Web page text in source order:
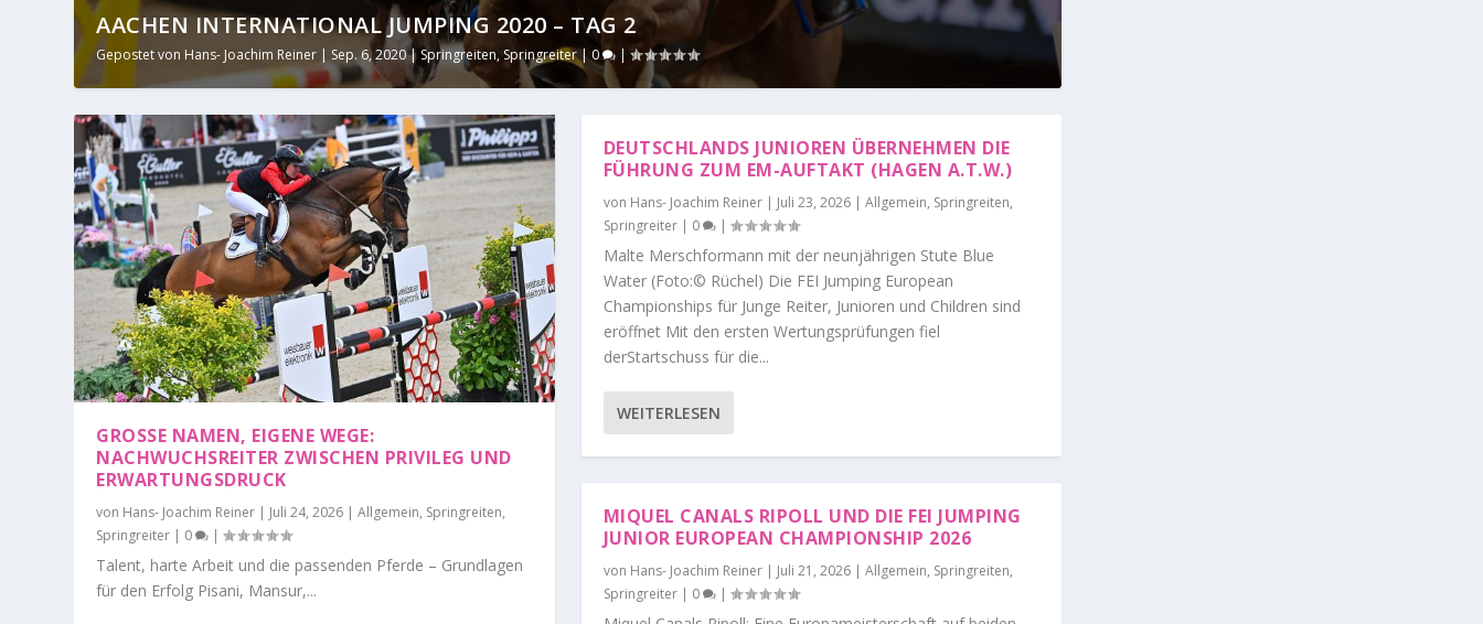
AACHEN INTERNATIONAL JUMPING 2020 – TAG 2
Gepostet von Hans- Joachim Reiner | Sep. 6, 2020| Springreiten,Springreiter|0 |
DEUTSCHES SPRING- UND DRESSUR DERBY HAMBURG –...
LONGINES GLOBAL CHAMPIONS TOUR OF DOHA – DAN...
GROSSE NAMEN, EIGENE WEGE: N
ACHWUCHSREITER ZWISCHEN PRIVILEG UND E
RWARTUNGSDRUCK
von Hans- Joachim Reiner | Juli 24, 2026 |Allgemein, Springreiten,
Springreiter | 0 |
Talent, harte Arbeit und die passenden Pferde – Grundlagen
für den Erfolg Pisani, Mansur,...
DEUTSCHLANDS JUNIOREN ÜBERNEHMEN DIE
FÜHRUNG ZUM EM-AUFTAKT (HAGEN A.T.W.)
von Hans- Joachim Reiner| Juli 23, 2026| Allgemein, Springreiten,
Springreiter| 0 |
Malte Merschformann mit der neunjährigen Stute Blue
Water (Foto:© Rüchel) Die FEI Jumping European
Championships für Junge Reiter, Junioren und Children sind
eröffnet Mit den ersten Wertungsprüfungen fiel
derStartschuss für die...
WEITERLESEN
MIQUEL CANALS RIPOLL UND DIE FEI JUMPING
JUNIOR EUROPEAN CHAMPIONSHIP 2026
von Hans- Joachim Reiner| Juli 21, 2026| Allgemein, Springreiten,
Springreiter| 0 |